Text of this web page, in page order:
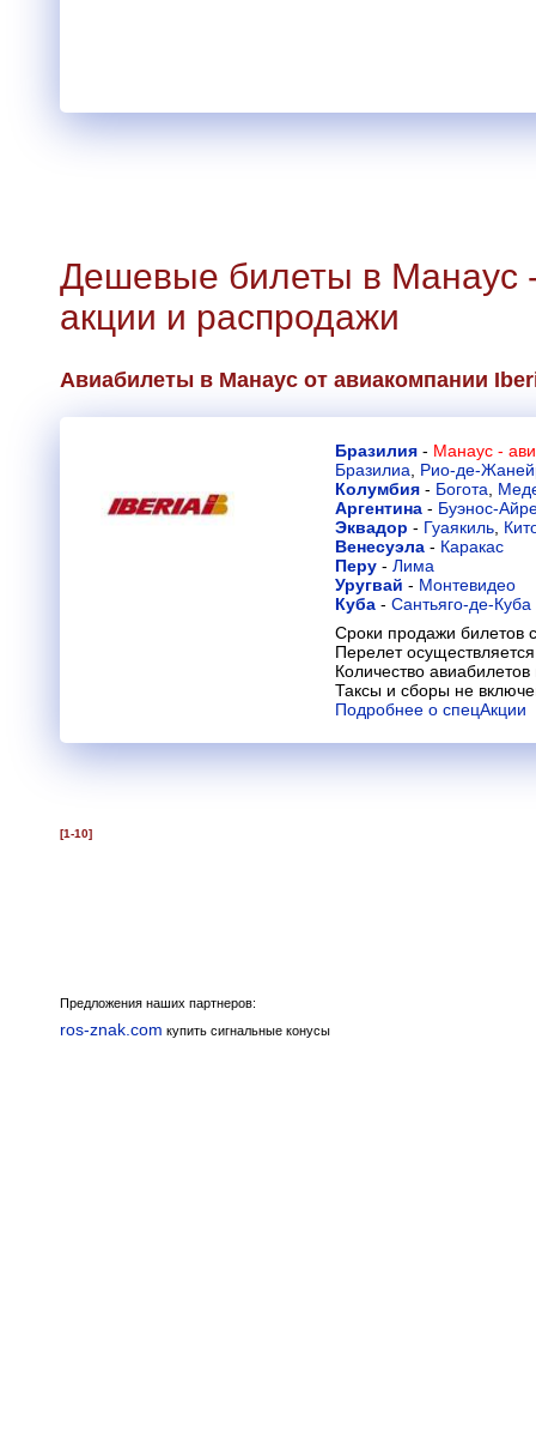
Дешевые билеты в Манаус
акции и распродажи
Авиабилеты в Манаус от авиакомпании
Бразилия - Манаус -
Бразилиа
Рио-де-
Колумбия - Богота
Аргентина - Буэнос-
Эквадор - Гуаякиль
Венесуэла - Каракас
Перу - Лима
Уругвай - Монтевидео
Куба - Сантьяго-де-Куба
Сроки продажи билетов
Перелет
Количество
Таксы и сборы не
Подробнее о спецАкции
[1-10]
Предложения наших партнеров:
ros-znak.com купить сигнальные конусы